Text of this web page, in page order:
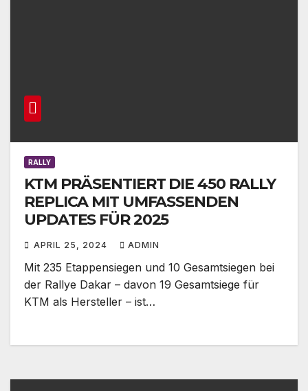
RALLY
KTM PRÄSENTIERT DIE 450 RALLY
REPLICA MIT UMFASSENDEN
UPDATES FÜR 2025
APRIL 25, 2024 ADMIN
Mit 235 Etappensiegen und 10 Gesamtsiegen bei
der Rallye Dakar – davon 19 Gesamtsiege für
KTM als Hersteller – ist…